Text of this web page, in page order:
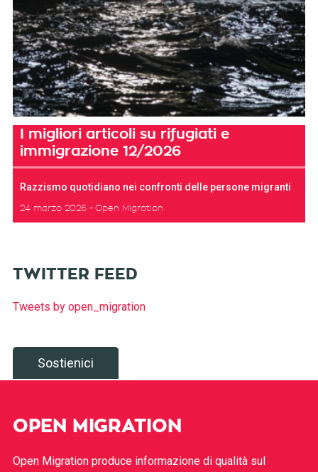
I migliori articoli su rifugiati e
immigrazione 12/2026
Razzismo quotidiano nei confronti delle persone migranti
24 marzo 2026 Open Migration
TWITTER FEED
Tweets by open_migration
Sostienici
OPEN MIGRATION
Open Migration produce informazione di qualità sul